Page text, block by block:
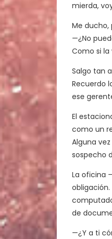
mierda,
Me
—¿No
Como si
Salgo tan
Recuerdo
ese
El
como un
Alguna
sospecho
La oficina
de
—¿Y a ti